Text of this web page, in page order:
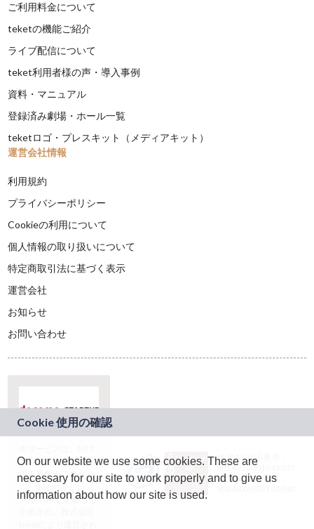
ご利用料金について
teketの機能ご紹介
ライブ配信について
teket利用者様の声・導入事例
資料・マニュアル
登録済み劇場・ホール一覧
teketロゴ・プレスキット（メディアキット）
運営会社情報
利用規約
プライバシーポリシー
Cookieの利用について
個人情報の取り扱いについて
特定商取引法に基づく表示
運営会社
お知らせ
お問い合わせ
ドコモグループの新
規事業創出プログラ
ム「docomo
STARTUP」を通じて
JASRAC許諾番号：
9024936001Y45037
JASRAC許諾番号：
On our website we use some cookies. These are
necessary for our site to work properly and to give us
information about how our site is used.